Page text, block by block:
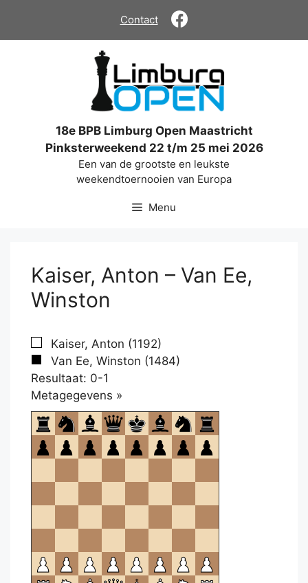
de
Contact
18e BPB Limburg Open Maastricht
Pinksterweekend 22 t/m 25 mei 2026
Een van de grootste en leukste
weekendtoernooien van Europa
Menu
Kaiser, Anton – Van Ee,
Winston
Kaiser, Anton (1192)
Van Ee, Winston (1484)
Resultaat: 0-1
Metagegevens »
om
te
openen.